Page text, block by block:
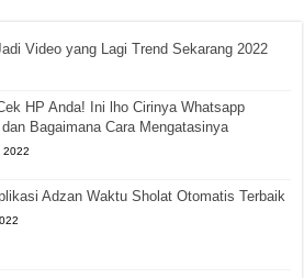
Video yang Lagi Trend Sekarang 2022
HP Anda! Ini lho Cirinya Whatsapp
dan Bagaimana Cara Mengatasinya
2022
Adzan Waktu Sholat Otomatis Terbaik